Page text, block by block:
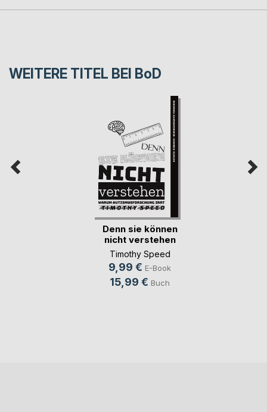
WEITERE TITEL BEI BoD
Denn sie können
nicht verstehen
Timothy Speed
9,99 € E-Book
15,99 € Buch